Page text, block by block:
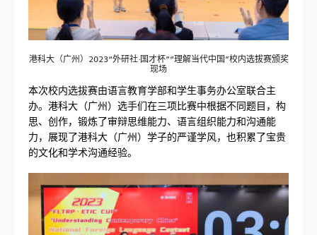
港科大（广州）2023“外研社·国才杯”“理解当代中国”校内选拔赛颁奖
现场
本次校内选拔赛由语言教育学部和学生事务办公室联合主
办。港科大（广州）选手们在三项比赛中根据不同题目，构
思、创作，锻炼了审辩思维能力、语言组织能力和沟通能
力，展现了港科大（广州）学子的严谨学风，也积累了宝贵
的文化和学术沟通经验。